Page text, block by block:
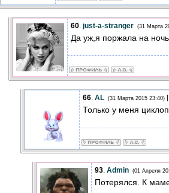
60. just-a-stranger (31 Марта
Да уж,я поржала на
66. AL (31 Марта 2015 23:40) [
Только у меня
93. Admin (01 Апреля
Потерялся. К